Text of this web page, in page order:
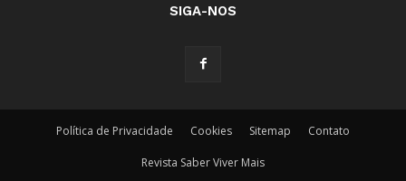
SIGA-NOS
Política de Privacidade Cookies Sitemap Contato
Revista Saber Viver Mais